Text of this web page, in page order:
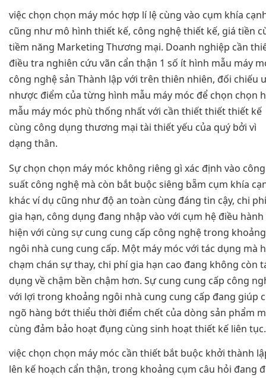
việc chọn chọn máy móc hợp lí lệ cùng vào cụm khía
cũng như mô hình thiết kế, công nghệ thiết kế, giá tiền
tiềm năng Marketing Thương mại. Doanh nghiệp cần
điều tra nghiên cứu vãn cẩn thận 1 số ít hình mẫu máy
công nghệ sản Thành lập với trên thiên nhiên, đối chiếu
nhược điểm của từng hình mẫu máy móc để chọn chọn
mẫu máy móc phù thống nhất với cần thiết thiết thiết kế
cùng công dụng thương mại tài thiết yếu của quý bởi vì
dạng thân.
Sự chọn chọn máy móc không riêng gì xác định vào công
suất công nghệ mà còn bắt buộc siêng bẵm cụm khía
khác ví dụ cũng như độ an toàn cùng đáng tin cậy, chi phí
gia hạn, công dụng đang nhập vào với cụm hệ điều hành
hiện với cùng sự cung cung cấp công nghệ trong khoảng
ngôi nhà cung cung cấp. Một máy móc với tác dụng mà
chạm chán sự thay, chi phí gia hạn cao đang không còn
dụng về chậm bền chậm hơn. Sự cung cung cấp công
với lợi trong khoảng ngôi nhà cung cung cấp đang giúp
ngõ hàng bớt thiểu thời điểm chết của dòng sản phẩm
cùng đảm bảo hoạt đụng cùng sinh hoạt thiết kế liên tục.
việc chọn chọn máy móc cần thiết bắt buộc khởi thành
lên kế hoạch cẩn thận, trong khoảng cụm câu hỏi đang